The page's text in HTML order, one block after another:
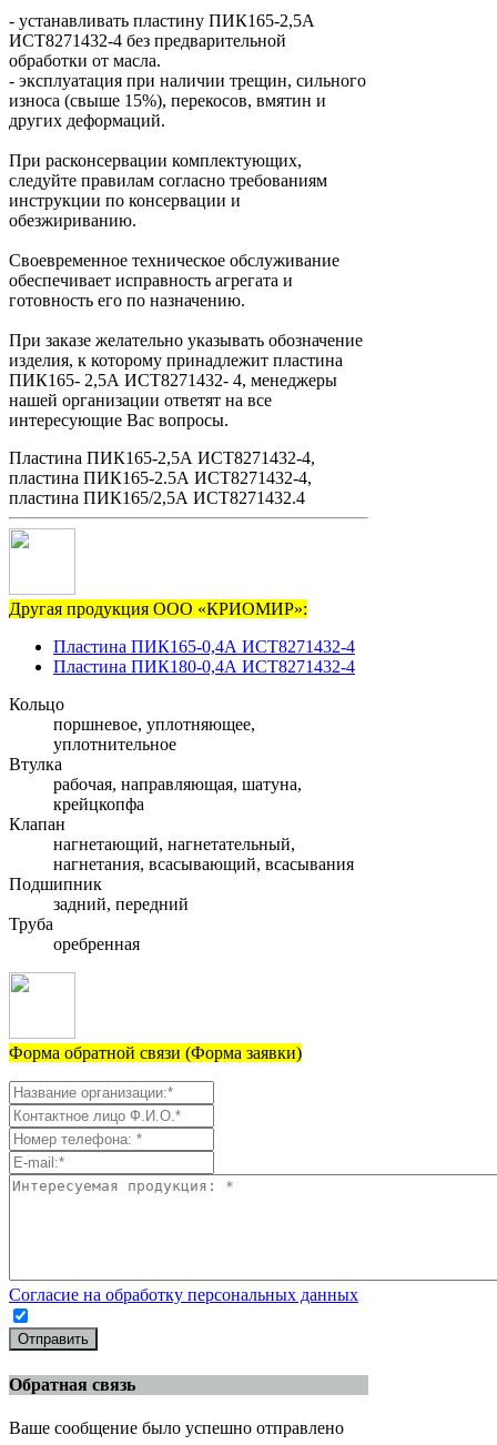
- устанавливать пластину ПИК165-2,5А
ИСТ8271432-4 без предварительной
обработки от масла.
- эксплуатация при наличии трещин, сильного
износа (свыше 15%), перекосов, вмятин и
других деформаций.
При расконсервации комплектующих,
следуйте правилам согласно требованиям
инструкции по консервации и
обезжириванию.
Своевременное техническое обслуживание
обеспечивает исправность агрегата и
готовность его по назначению.
При заказе желательно указывать обозначение
изделия, к которому принадлежит пластина
ПИК165- 2,5А ИСТ8271432- 4, менеджеры
нашей организации ответят на все
интересующие Вас вопросы.
Пластина ПИК165-2,5А ИСТ8271432-4,
пластина ПИК165-2.5А ИСТ8271432-4,
пластина ПИК165/2,5А ИСТ8271432.4
Другая продукция ООО «КРИОМИР»:
Пластина ПИК165-0,4А ИСТ8271432-4
Пластина ПИК180-0,4А ИСТ8271432-4
Кольцо
поршневое, уплотняющее,
уплотнительное
Втулка
рабочая, направляющая, шатуна,
крейцкопфа
Клапан
нагнетающий, нагнетательный,
нагнетания, всасывающий, всасывания
Подшипник
задний, передний
Труба
оребренная
Форма обратной связи (Форма заявки)
Согласие на обработку персональных данных
Отправить
Обратная связь
Ваше сообщение было успешно отправлено